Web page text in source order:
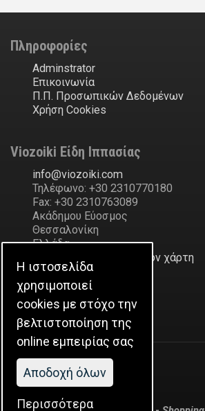
Πληροφορίες
Adminstrator
Επικοινωνία
Π.Π. Προσωπικών Δεδομένων
Χρήση Cookies
Viozoiki Είδη Ιππασίας
moc
.
ikiozoiv
@
ofni
Τηλέφωνο: +30 2310770180
Fax: +30 2310763089
Ακάδημου Εύοσμος
Θεσσαλονίκη
Ελλάδα
Δείξε την διεύθυνση στον χάρτη
Η Εταιρεία
Ιστορικό
Η ιστοσελίδα
χρησιμοποιεί
cookies με στόχο την
βελτιστοποίηση της
online εμπειρίας σας
Aποδοχή όλων
Περισσότερα